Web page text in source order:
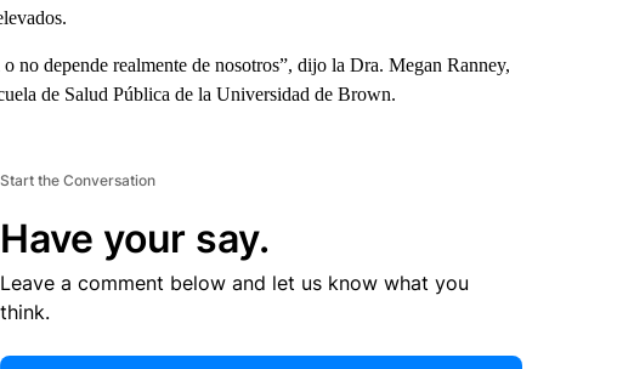
no depende realmente de nosotros”, dijo la Dra. Megan Ranney,
de Salud Pública de la Universidad de Brown.
Start the Conversation
Have your say.
Leave a comment below and let us know what you
think.